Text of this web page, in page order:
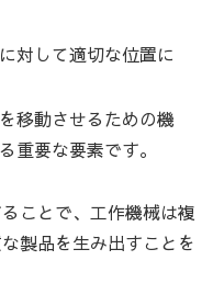
対して適切な位置に
移動させるための機
重要な要素です。
ことで、工作機械は複
製品を生み出すことを